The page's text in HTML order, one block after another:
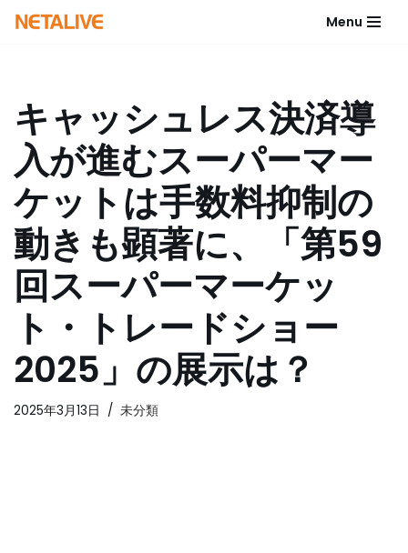
ン
へ
ス
キ
ッ
プ
Menu
キャッシュレス決済導
入が進むスーパーマー
ケットは手数料抑制の
動きも顕著に、「第59
回スーパーマーケッ
ト・トレードショー
2025」の展示は？
2025年3月13日 未分類